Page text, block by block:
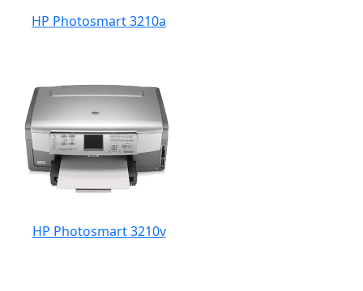
HP Photosmart 3210a
HP Photosmart 3210v